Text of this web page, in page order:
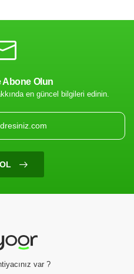
Abone Olun
en güncel bilgileri edinin.
var ?